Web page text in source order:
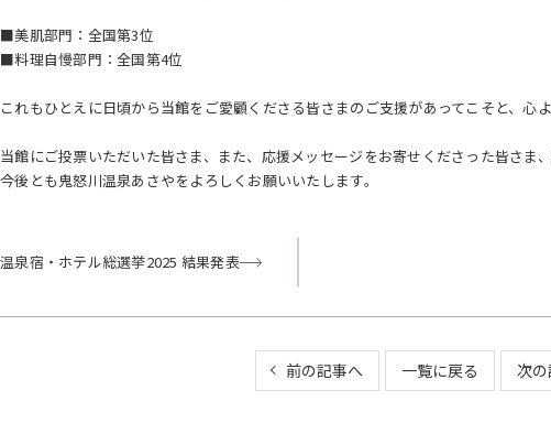
■美肌部門：全国第3位
■料理自慢部門：全国第4位
これもひとえに日頃から当館をご愛顧くださる皆さまのご支援があってこそと、心よ
当館にご投票いただいた皆さま、また、応援メッセージをお寄せくださった皆さま
今後とも鬼怒川温泉あさやをよろしくお願いいたします。
温泉宿・ホテル総選挙2025 結果発表
前の記事へ 一覧に戻る 次